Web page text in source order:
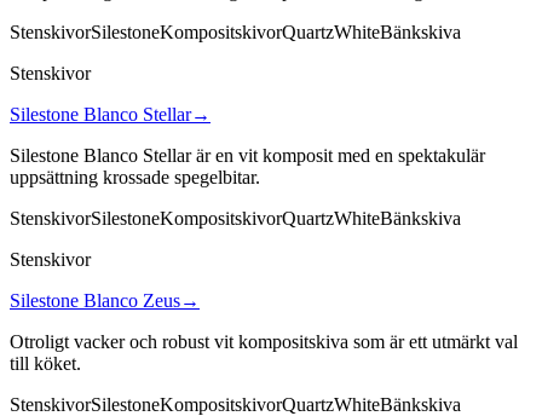
StenskivorSilestoneKompositskivorQuartzWhiteBänkskiva
Stenskivor
Silestone Blanco Stellar→
Silestone Blanco Stellar är en vit komposit med en spektakulär
uppsättning krossade spegelbitar.
StenskivorSilestoneKompositskivorQuartzWhiteBänkskiva
Stenskivor
Silestone Blanco Zeus→
Otroligt vacker och robust vit kompositskiva som är ett utmärkt val
till köket.
StenskivorSilestoneKompositskivorQuartzWhiteBänkskiva